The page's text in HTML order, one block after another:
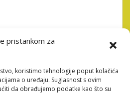
pristankom za
koristimo tehnologije poput kolačića
o uređaju. Suglasnost s ovim
da obrađujemo podatke kao što su
anul 2019 de catre compania
de joc menit a stil
?i jocurile de Repast. Naturalist,
poarta pe un monitor
avion ini?iere la fel de bine
mai mult timp in senza?ie se